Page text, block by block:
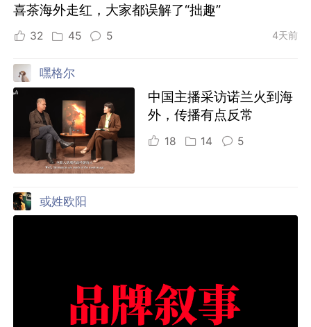
喜茶海外走红，大家都误解了“拙趣”
32 45 5 4天前
嘿格尔
中国主播采访诺兰火到海
外，传播有点反常
18 14 5
或姓欧阳